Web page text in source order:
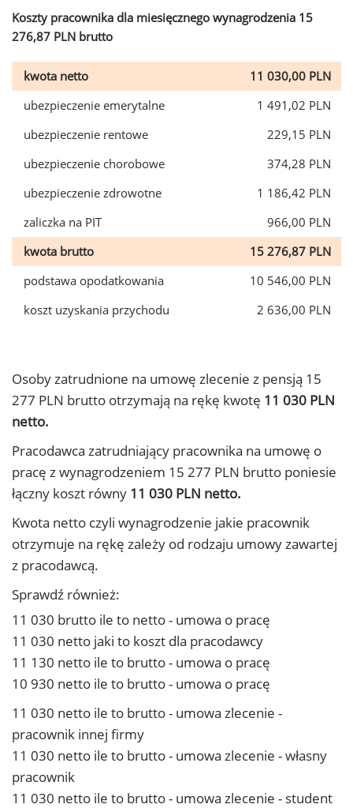
Koszty pracownika dla miesięcznego wynagrodzenia 15
276,87 PLN brutto
kwota netto
11 030,00 PLN
ubezpieczenie emerytalne
1 491,02 PLN
ubezpieczenie rentowe
229,15 PLN
ubezpieczenie chorobowe
374,28 PLN
ubezpieczenie zdrowotne
1 186,42 PLN
zaliczka na PIT
966,00 PLN
kwota brutto
15 276,87 PLN
podstawa opodatkowania
10 546,00 PLN
koszt uzyskania przychodu
2 636,00 PLN
Osoby zatrudnione na umowę zlecenie z pensją 15
277 PLN brutto otrzymają na rękę kwotę 11 030 PLN
netto.
Pracodawca zatrudniający pracownika na umowę o
pracę z wynagrodzeniem 15 277 PLN brutto poniesie
łączny koszt równy 11 030 PLN netto.
Kwota netto czyli wynagrodzenie jakie pracownik
otrzymuje na rękę zależy od rodzaju umowy zawartej
z pracodawcą.
Sprawdź również:
11 030 brutto ile to netto - umowa o pracę
11 030 netto jaki to koszt dla pracodawcy
11 130 netto ile to brutto - umowa o pracę
10 930 netto ile to brutto - umowa o pracę
11 030 netto ile to brutto - umowa zlecenie -
pracownik innej firmy
11 030 netto ile to brutto - umowa zlecenie - własny
pracownik
11 030 netto ile to brutto - umowa zlecenie - student